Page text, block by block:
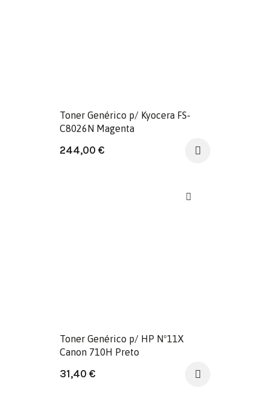
Toner Genérico p/ Kyocera FS-
C8026N Magenta
244,00 €
Toner Genérico p/ HP Nº11X
Canon 710H Preto
31,40 €